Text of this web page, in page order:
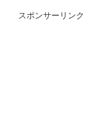
スポンサーリンク